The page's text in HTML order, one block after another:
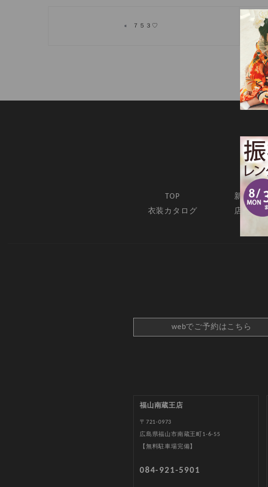
« ７５３♡
TOP 新着情報
衣装カタログ
店舗情報
webでご予約はこちら
福山南蔵王店
〒721-0973
広島県福山市南蔵王町1-6-55
【無料駐車場完備】
084-921-5901